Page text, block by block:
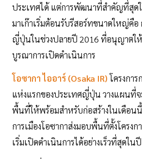
ประเทศได้ แต่การพัฒนาที่สำคัญที่สุด
มาเก๊าเริ่มต้อนรับรีสอร์ทขนาดใหญ่คือ
ญี่ปุ่นในช่วงปลายปี 2016 ที่อนุญาตใ
บูรณาการเปิดดำเนินการ
โอซากา ไออาร์ (Osaka IR)โครงกา
แห่งแรกของประเทศญี่ปุ่น วางแผนที่จ
พื้นที่ให้พร้อมสำหรับก่อสร้างในเดือน
การเมืองโอซากาส่งมอบพื้นที่ตั้งโครงก
เริ่มเปิดดำเนินการได้อย่างเร็วที่สุดใน